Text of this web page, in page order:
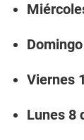
Viernes
Lunes 8